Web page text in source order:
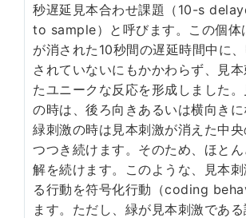
秒遅延見本合わせ課題（10-s
to sample）と呼びます。この個体
が消された10秒間の遅延時間中に
されていないにもかかわらず、見
たユニークな反応を形成しました
の時は、後ろ向きあるいは横向きに
緑刺激の時は見本刺激が消えた中
つつき続けます。そのため、ほと
解を続けます。このような、見本
る行動を符号化行動（coding
ます。ただし、緑が見本刺激であ